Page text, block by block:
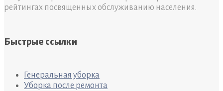
рейтингах посвященных обслуживанию населения.
Быстрые ссылки
Генеральная уборка
Уборка после ремонта